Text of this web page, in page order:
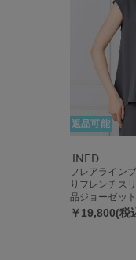
返品可能
INED
フレアライン
りフレンチス
品ジョーゼット
￥19,800(税